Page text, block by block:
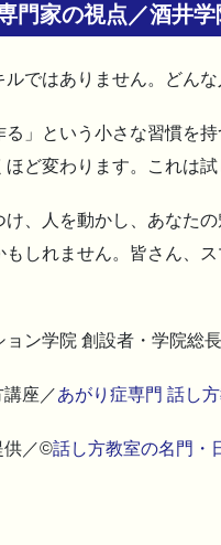
門家の視点／酒井
ではありません。どん
る」という小さな習慣を
ど変わります。これは
、人を動かし、あなた
もしれません。皆さん、
ョン学院 創設者・学院総
座／あがり症専門 話し
供／©話し方教室の名門・